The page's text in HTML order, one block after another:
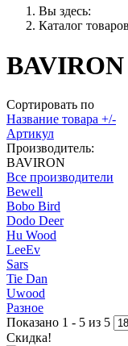
Вы здесь:
Каталог товаров
BAVIRON
Сортировать по
Название товара +/-
Артикул
Производитель:
BAVIRON
Все производители
Bewell
Bobo Bird
Dodo Deer
Hu Wood
LeeEv
Sars
Tie Dan
Uwood
Разное
Показано 1 - 5 из 5
Скидка!